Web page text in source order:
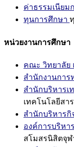
ค่าธรรมเนียม
ทุนการศึกษา
หน่วยงานการศึกษา
คณะ วิทยาลัย
สำนักงานการ
สำนักบริหารเ
เทคโนโลยีสา
สำนักบริหารกิ
องค์การบริหา
สโมสรนิสิตจุฬ